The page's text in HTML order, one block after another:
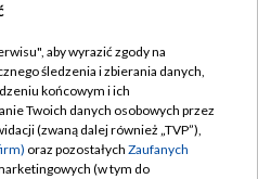
TVP
TVP
prywatności
aby wyrazić zgody na
śledzenia i zbierania danych,
końcowym i ich
Twoich danych osobowych przez
(zwaną dalej również „TVP”),
oraz pozostałych Zaufanych
(w tym do